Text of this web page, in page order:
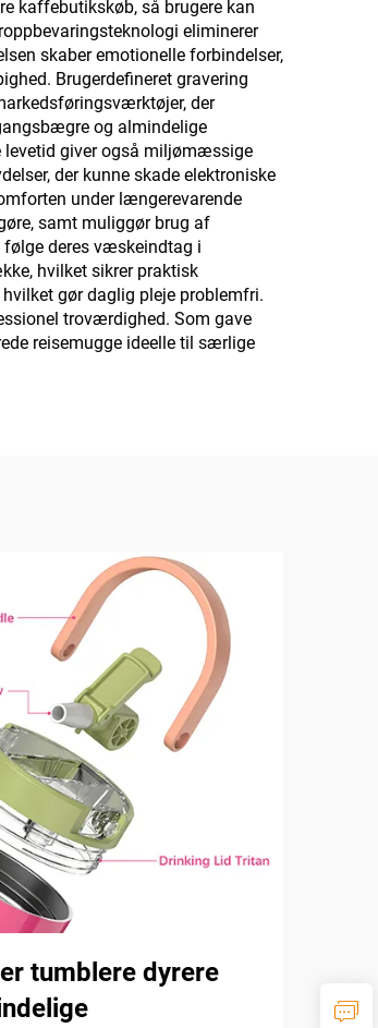
kaffebutikskøb, så brugere kan
eliminerer
skaber emotionelle forbindelser,
Brugerdefineret gravering
der
og almindelige
levetid giver også miljømæssige
der kunne skade elektroniske
under længerevarende
samt muliggør brug af
følge deres væskeindtag i
hvilket sikrer praktisk
gør daglig pleje problemfri.
troværdighed. Som gave
reisemugge ideelle til særlige
tumblere dyrere